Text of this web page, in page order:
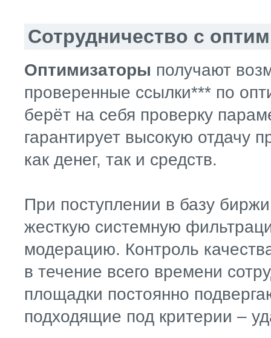
Сотрудничество с
Оптимизаторы получают
проверенные ссылки*** по
берёт на себя проверку
гарантирует высокую отдачу
как денег, так и средств.
При поступлении в базу
жесткую системную
модерацию. Контроль
в течение всего времени
площадки постоянно
подходящие под критерии –